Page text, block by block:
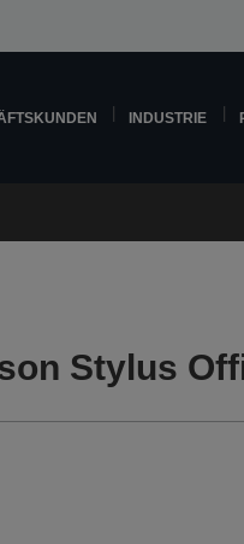
INDUSTRIE
Stylus